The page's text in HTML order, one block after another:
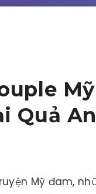
Quả
Mỹ đam,